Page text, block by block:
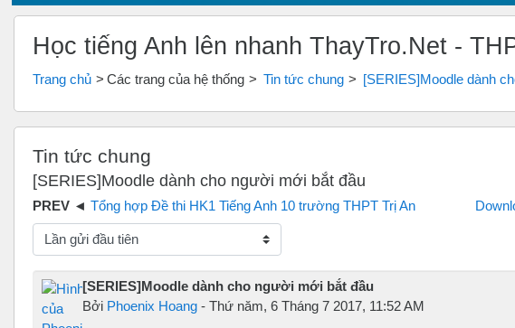
Học tiếng Anh lên nhanh ThayTro.Net -
Trang chủ Các trang của hệ thống Tin tức chung [SERIES]Moodle dành
Tin tức chung
[SERIES]Moodle dành cho người mới bắt đầu
Tổng hợp Đề thi HK1 Tiếng Anh 10 trường THPT Trị An
độ hiển thị
[SERIES]Moodle dành cho người mới bắt đầu
Bởi Phoenix Hoang - Thứ năm, 6 Tháng 7 2017, 11:52 AM